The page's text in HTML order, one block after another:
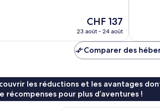
Le
nouveau
est
de
CHF 137
23 août - 24 août
Comparer des
les réductions et les avantages
récompenses pour plus d’aventures !